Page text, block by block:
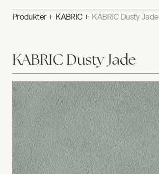
Produkter KABRIC KABRIC Dusty Jade
KABRIC Dusty Jade